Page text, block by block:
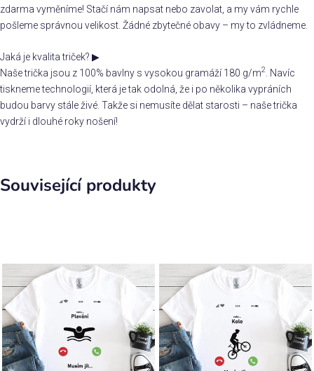
zdarma vyměníme! Stačí nám napsat nebo zavolat, a my vám rychle
pošleme správnou velikost. Žádné zbytečné obavy – my to zvládneme.
Jaká je kvalita triček? ▶
Naše trička jsou z 100% bavlny s vysokou gramáží 180 g/m2
. Navíc
tiskneme technologií, která je tak odolná, že i po několika vypráních
budou barvy stále živé. Takže si nemusíte dělat starosti – naše trička
vydrží i dlouhé roky nošení!
Související produkty